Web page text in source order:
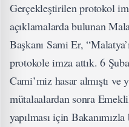
Gerçekleştirilen protokol
açıklamalarda bulunan
Başkanı Sami Er,
protokole imza attık. 6
Cami’miz hasar almıştı ve
mütalaalardan sonra
yapılması için